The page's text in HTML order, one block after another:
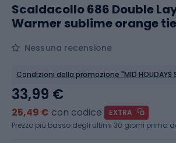
Scaldacollo 686 Double
Warmer sublime orange
Nessuna recensione
Condizioni della promozione "MID HOLIDAYS
33,99 €
25,49 € con codice
EXTRA
Prezzo più basso degli ultimi 30 giorni prima